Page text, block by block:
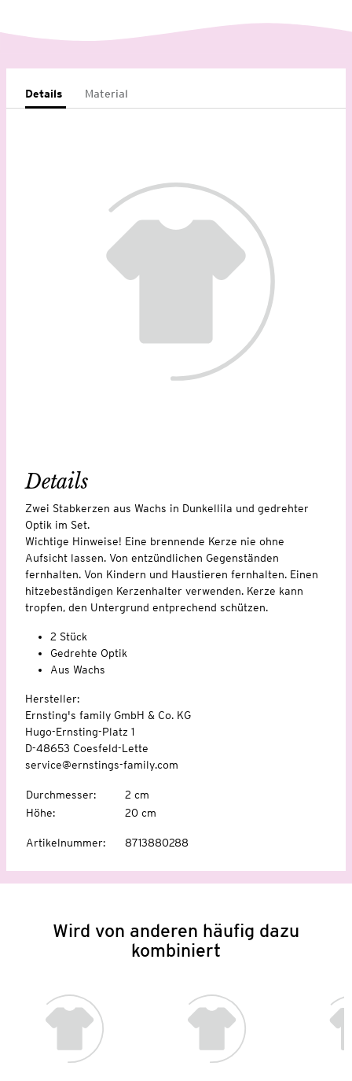
Details Material
Details
Zwei Stabkerzen aus Wachs in Dunkellila und gedrehter
Optik im Set.
Wichtige Hinweise! Eine brennende Kerze nie ohne
Aufsicht lassen. Von entzündlichen Gegenständen
fernhalten. Von Kindern und Haustieren fernhalten. Einen
hitzebeständigen Kerzenhalter verwenden. Kerze kann
tropfen, den Untergrund entprechend schützen.
2 Stück
Gedrehte Optik
Aus Wachs
Hersteller:
Ernsting's family GmbH & Co. KG
Hugo-Ernsting-Platz 1
D-48653 Coesfeld-Lette
service@ernstings-family.com
Durchmesser:
2 cm
Höhe: 20 cm
Artikelnummer: 8713880288
Wird von anderen häufig dazu
kombiniert